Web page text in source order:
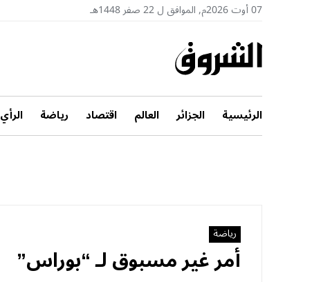
07 أوت 2026م, الموافق ل 22 صفر 1448هـ
الرئيسية الجزائر العالم اقتصاد رياضة الرأي
رياضة
أمر غير مسبوق لـ “بوراس”